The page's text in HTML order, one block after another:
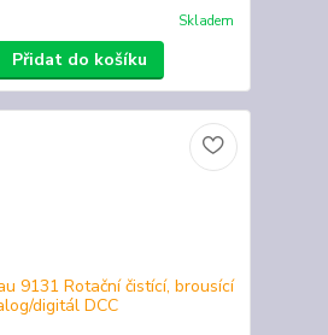
Skladem
Přidat do košíku